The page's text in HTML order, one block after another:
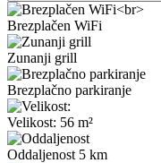
Brezplačen WiFi
Zunanji grill
Brezplačno parkiranje
Velikost: 56 m²
Oddaljenost 5 km